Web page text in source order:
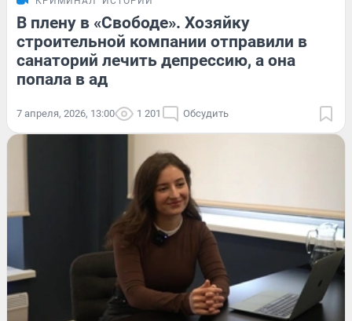
В плену в «Свободе». Хозяйку
строительной компании отправили в
санаторий лечить депрессию, а она
попала в ад
7 апреля, 2026, 13:00 1 201 Обсудить